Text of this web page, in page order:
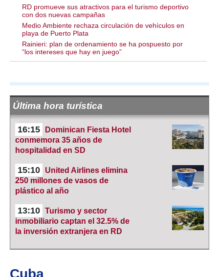
RD promueve sus atractivos para el turismo deportivo
con dos nuevas campañas
Medio Ambiente rechaza circulación de vehículos en
playa de Puerto Plata
Rainieri: plan de ordenamiento se ha pospuesto por
“los intereses que hay en juego”
Última hora turística
16:15
Dominican Fiesta Hotel
conmemora 35 años de
hospitalidad en SD
15:10
United Airlines elimina
250 millones de vasos de
plástico al año
13:10 Turismo y sector
inmobiliario captan el 32.5% de
la inversión extranjera en RD
Cuba